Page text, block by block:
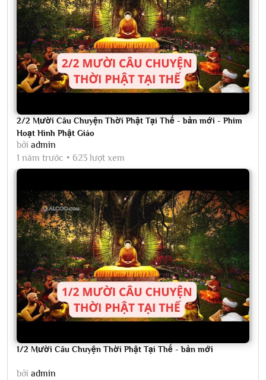
2/2 Mười Câu Chuyện Thời Phật Tại Thế - bản mới - Phim
Hoạt Hình Phật Giáo
bởi admin
1 năm trước
623 lượt xem
1/2 Mười Câu Chuyện Thời Phật Tại Thế - bản mới
bởi admin